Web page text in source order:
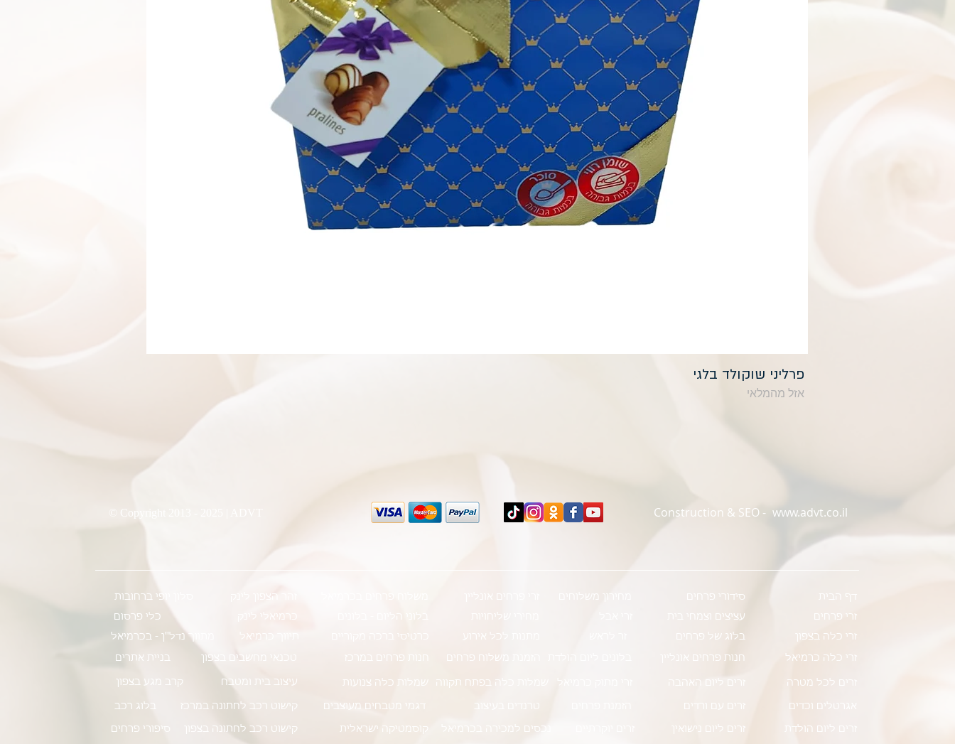
פרליני שוקולד בלגי
אזל מהמלאי
© Copyright 2013 - 2025 | ADVT Construction & SEO - www.advt.co.il
סלון יופי ברחובות זהר הצפון לינק
כלי פרסום
כרמיאלי לינק
בלוני הליום - בלונים
מתווך נדל''ן - בכרמיאל
תיווך כרמיאל כרטיסי ברכה מקוריים
בניית אתרים טכנאי מחשבים בצפון חנות פרחים במרכז
מחירון משלוחים
מתנות לכל אירוע
הזמנת משלוח פרחים
קרב מגע בצפון עיצוב בית ומטבח
בלוג רכב קישוט רכב לחתונה במרכז
סיפורי פרחים קישוט רכב לחתונה בצפון
שמלות כלה צנועות שמלות כלה בפתח תקווה זרי מתוק כרמיאל
טרנדים בעיצוב
קוסמטיקה ישראלית נכסים למכירה בכרמיאל
סידורי פרחים
עציצים וצמחי בית
בלוג של פרחים
חנות פרחים אונליין
זרים ליום האהבה
זרים עם ורדים
זרים ליום נישואין
דף הבית
זרי פרחים
זרי כלה בצפון
זרי כלה כרמיאל
זרים לכל מטרה
אגרטלים וכדים
זרים ליום הולדת